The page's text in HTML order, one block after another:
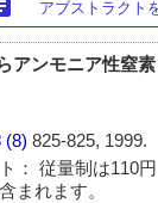
アブストラクト
アンモニア性窒
(8)825-825, 1999.
： 従量制は110
まれます。